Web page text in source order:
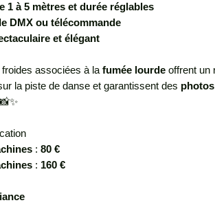
1 à 5 mètres et durée réglables
DMX ou télécommande
et élégant
associées à la fumée lourde offrent un
la piste de danse et garantissent des
📸✨
: 80 €
: 160 €